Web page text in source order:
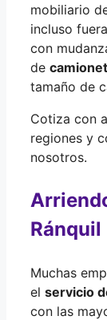
mobiliario
incluso
con
de
tamaño de
Cotiza con
regiones y
nosotros.
Ránquil
Muchas
el servicio
con las